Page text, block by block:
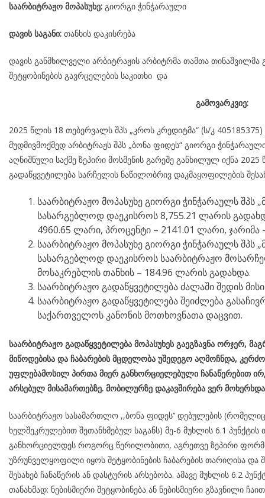
საარბიტრაჟო მოპასუხე: გიორგი ჭინჭარაული
დავის საგანი: თანხის დაკისრება
დავის განმხილველი არბიტრაჟის არბიტრმა თამთა თინაშვილმა
შეტყობინების გავრცელების საკითხი და
გამოვარკვიე:
2025 წლის 18 თებერვალს შპს „კროს კრედიტმა“ (ს/კ
მუდმივმოქმედ არბიტრაჟს შპს „ბონა ფიდეს“ გიორგი
აღნიშნული საქმე ზეპირი მოსმენის გარეშე განხილულ იქნა
გადაწყვეტილება სარჩელის ნაწილობრივ დაკმაყოფილების
საარბიტრაჟო მოპასუხე გიორგი ჭინჭარაულს შპს
სასარგებლოდ დაეკისროს 8,755.21 ლარის
4960.65 ლარი, პროცენტი – 2141.01 ლარი, ჯარიმა
საარბიტრაჟო მოპასუხე გიორგი ჭინჭარაულს შპს
სასარგებლოდ დაეკისროს საარბიტრაჟო
მოსაკრებლის თანხის – 184.96 ლარის გადახდა.
საარბიტრაჟო გადაწყვეტილება ძალაში შედის
საარბიტრაჟო გადაწყვეტილება შეიძლება
საქართველოს კანონის მოთხოვნათა დაცვით.
საარბიტრაჟო გადაწყვეტილება მოპასუხეს გაეგზავნა ორჯერ,
მიწოდებისა და ჩაბარების მცდელობა უშედეგო აღმოჩნდა,
უფლებამოსილ პირთა მიერ განხორციელებული ჩანაწერებით
არსებულ მისამართებზე. მობილურზე დაკავშირება ვერ
საარბიტრაჟო სასამართლო ,,ბონა ფიდეს’’ დებულების
ხელშეკრულებით შეთანხმებულ საგანს) მე-6 მუხლის 6.1 პუნქტის
განხორციელდეს როგორც წერილობითი, აგრეთვე ზეპირი
უზრუნველყოფილი იყოს შეტყობინების ჩაბარების თარიღისა და
შესახებ ჩანაწერის ან დასტურის არსებობა. ამავე მუხლის 6.2
თანახმად: ნებისმიერი შეტყობინება ან ნებისმიერი გზავნილი